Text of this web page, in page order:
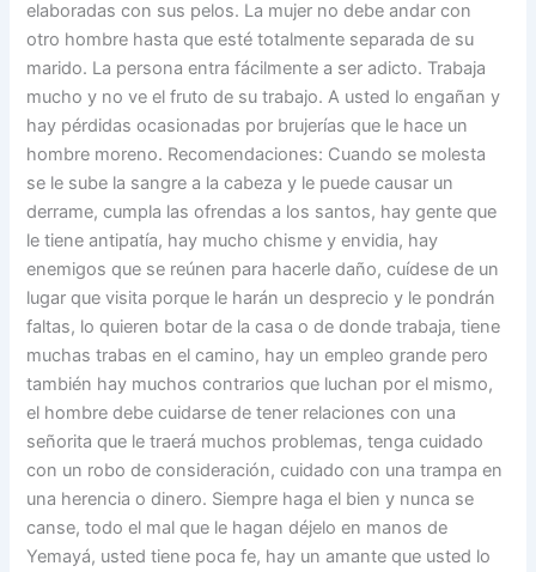
elaboradas con sus pelos. La mujer no debe andar con
otro hombre hasta que esté totalmente separada de su
marido. La persona entra fácilmente a ser adicto. Trabaja
mucho y no ve el fruto de su trabajo. A usted lo engañan y
hay pérdidas ocasionadas por brujerías que le hace un
hombre moreno. Recomendaciones: Cuando se molesta
se le sube la sangre a la cabeza y le puede causar un
derrame, cumpla las ofrendas a los santos, hay gente que
le tiene antipatía, hay mucho chisme y envidia, hay
enemigos que se reúnen para hacerle daño, cuídese de un
lugar que visita porque le harán un desprecio y le pondrán
faltas, lo quieren botar de la casa o de donde trabaja, tiene
muchas trabas en el camino, hay un empleo grande pero
también hay muchos contrarios que luchan por el mismo,
el hombre debe cuidarse de tener relaciones con una
señorita que le traerá muchos problemas, tenga cuidado
con un robo de consideración, cuidado con una trampa en
una herencia o dinero. Siempre haga el bien y nunca se
canse, todo el mal que le hagan déjelo en manos de
Yemayá, usted tiene poca fe, hay un amante que usted lo